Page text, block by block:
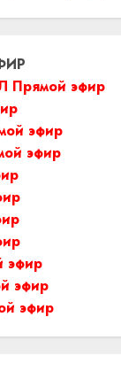
Прямой эфир
эфир
эфир
эфир
эфир
эфир